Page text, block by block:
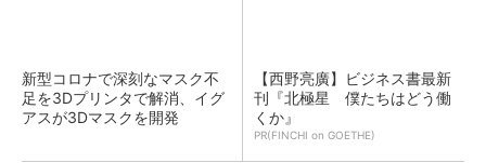
新型コロナで深刻なマスク不
足を3Dプリンタで解消、イグ
アスが3Dマスクを開発
【西野亮廣】ビジネス書最新
刊『北極星 僕たちはどう働
くか』
PR(FINCHI on GOETHE)